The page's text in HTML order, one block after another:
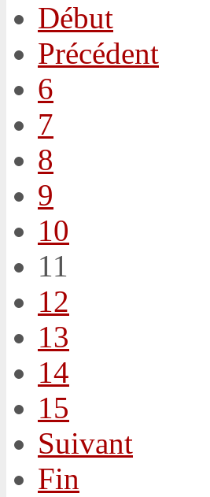
Début
Précédent
6
7
8
9
10
11
12
13
14
15
Suivant
Fin